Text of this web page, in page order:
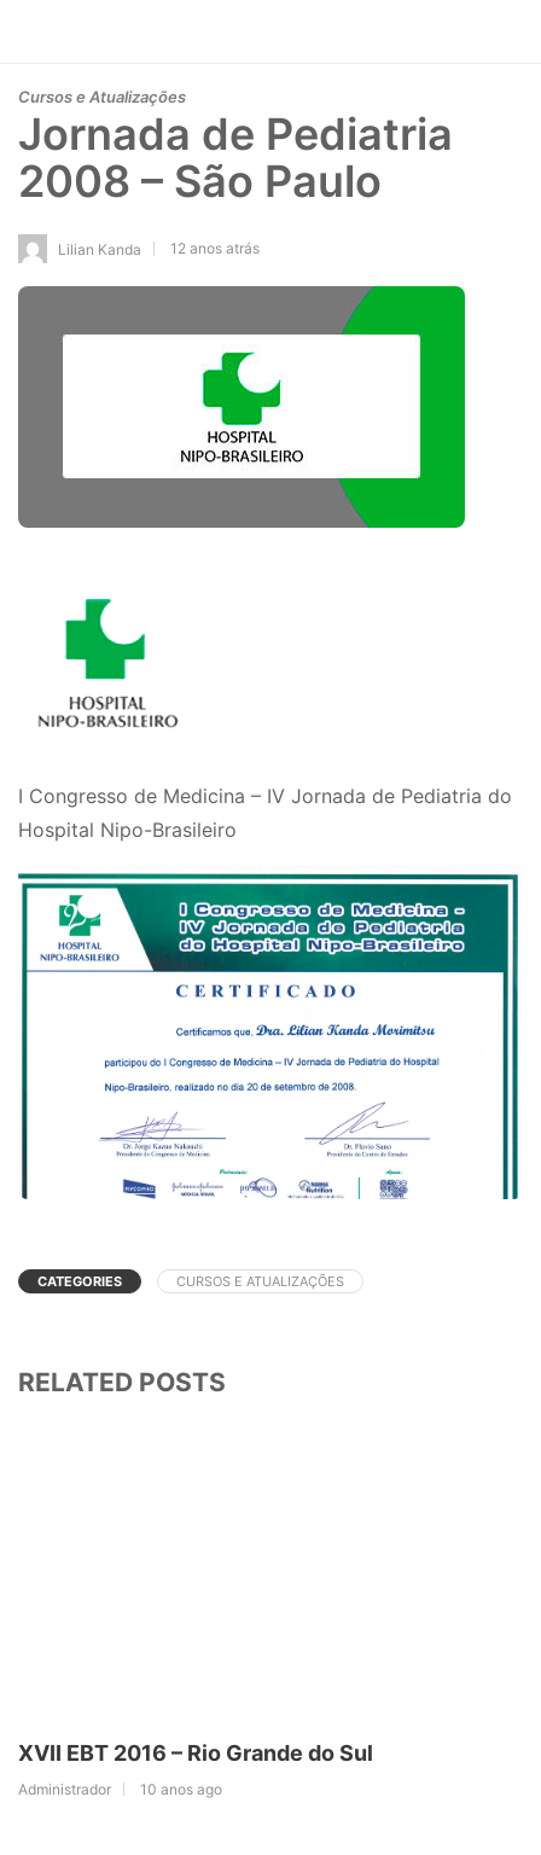
Cursos e Atualizações
Jornada de Pediatria
2008 – São Paulo
Lilian Kanda 12 anos atrás
I Congresso de Medicina – IV Jornada de Pediatria do
Hospital Nipo-Brasileiro
CATEGORIES CURSOS E ATUALIZAÇÕES
RELATED POSTS
XVII EBT 2016 – Rio Grande do Sul
Administrador 10 anos ago